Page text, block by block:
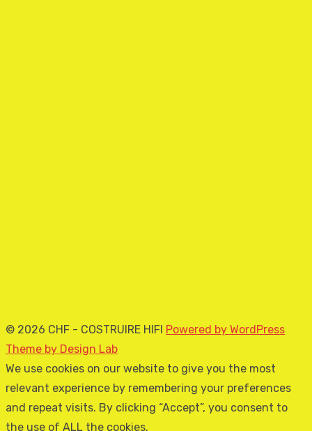
© 2026 CHF - COSTRUIRE HIFI Powered by WordPress
Theme by Design Lab
We use cookies on our website to give you the most
relevant experience by remembering your preferences
and repeat visits. By clicking “Accept”, you consent to
the use of ALL the cookies.